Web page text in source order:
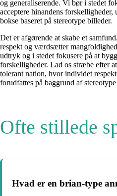
og generaliserende. Vi bør i stedet
acceptere hinandens
bokse baseret på stereotype billeder.
Det er afgørende at skabe et
respekt og værdsætter
udtryk og i stedet fokusere på at
forskelligheder. Lad os stræbe efter
tolerant nation, hvor individet
forudfattes på baggrund af stereotype
Ofte stillede
Hvad er en brian-type